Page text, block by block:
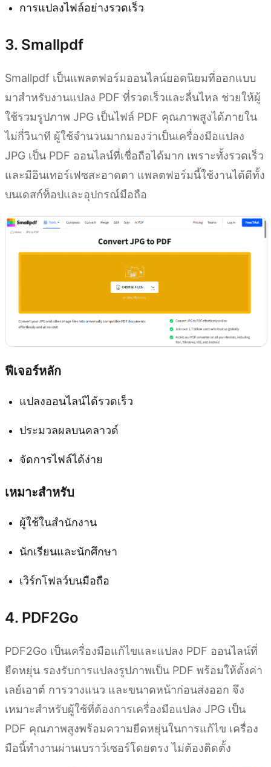
การแปลงไฟล์อย่างรวดเร็ว
3. Smallpdf
Smallpdf เป็นแพลตฟอร์มออนไลน์ยอดนิยมที่ออกแบบ
มาสำหรับงานแปลง PDF ที่รวดเร็วและลื่นไหล ช่วยให้ผู้
ใช้รวมรูปภาพ JPG เป็นไฟล์ PDF คุณภาพสูงได้ภายใน
ไม่กี่วินาที ผู้ใช้จำนวนมากมองว่าเป็นเครื่องมือแปลง
JPG เป็น PDF ออนไลน์ที่เชื่อถือได้มาก เพราะทั้งรวดเร็ว
และมีอินเทอร์เฟซสะอาดตา แพลตฟอร์มนี้ใช้งานได้ดีทั้ง
บนเดสก์ท็อปและอุปกรณ์มือถือ
ฟีเจอร์หลัก
แปลงออนไลน์ได้รวดเร็ว
ประมวลผลบนคลาวด์
จัดการไฟล์ได้ง่าย
เหมาะสำหรับ
ผู้ใช้ในสำนักงาน
นักเรียนและนักศึกษา
เวิร์กโฟลว์บนมือถือ
4. PDF2Go
PDF2Go เป็นเครื่องมือแก้ไขและแปลง PDF ออนไลน์ที่
ยืดหยุ่น รองรับการแปลงรูปภาพเป็น PDF พร้อมให้ตั้งค่า
เลย์เอาต์ การวางแนว และขนาดหน้าก่อนส่งออก จึง
เหมาะสำหรับผู้ใช้ที่ต้องการเครื่องมือแปลง JPG เป็น
PDF คุณภาพสูงพร้อมความยืดหยุ่นในการแก้ไข เครื่อง
มือนี้ทำงานผ่านเบราว์เซอร์โดยตรง ไม่ต้องติดตั้ง